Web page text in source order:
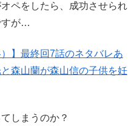
ペをしたら、成功させられ
すが…
】最終回7話のネタバレあ
森山蘭が森山信の子供を妊
しまうのか？